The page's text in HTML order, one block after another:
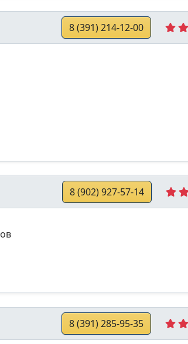
8 (391) 214-12-00
8 (902) 927-57-14
8 (391) 285-95-35